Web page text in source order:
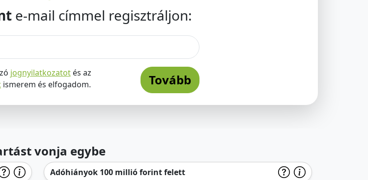
e-mail címmel regisztráljon:
jognyilatkozatotés az
ismerem és elfogadom. Tovább
vonja egybe
Adóhiányok 100 millió forint felett